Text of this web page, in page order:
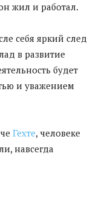
жил и работал.
себя яркий след
в развитие
будет
и уважением
Гехте, человеке
навсегда